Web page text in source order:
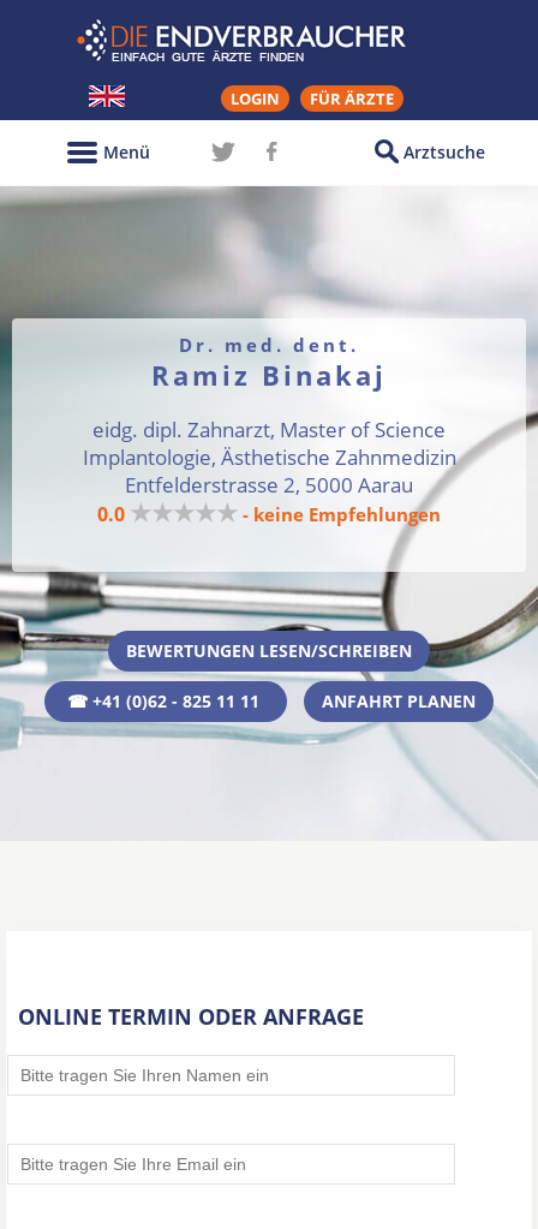
LOGIN FÜR ÄRZTE
Arztsuche
Menü
Dr. med. dent.
Ramiz Binakaj
eidg. dipl. Zahnarzt, Master of Science
Implantologie, Ästhetische Zahnmedizin
Entfelderstrasse 2, 5000 Aarau
0.0 ★★★★★ - keine Empfehlungen
BEWERTUNGEN LESEN/SCHREIBEN
☎ +41 (0)62 - 825 11 11 ANFAHRT PLANEN
ONLINE TERMIN ODER ANFRAGE